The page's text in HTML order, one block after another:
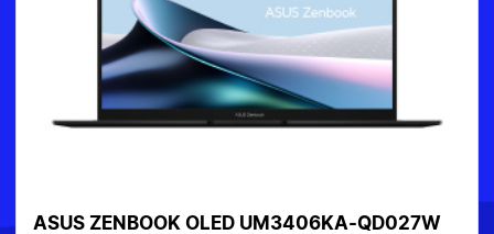
ASUS ZENBOOK OLED UM3406KA-QD027W